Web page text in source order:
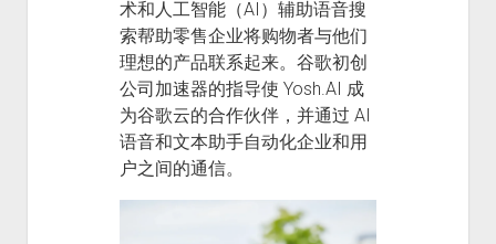
术和人工智能（AI）辅助语音搜
索帮助零售企业将购物者与他们
理想的产品联系起来。谷歌初创
公司加速器的指导使 Yosh.AI 成
为谷歌云的合作伙伴，并通过 AI
语音和文本助手自动化企业和用
户之间的通信。